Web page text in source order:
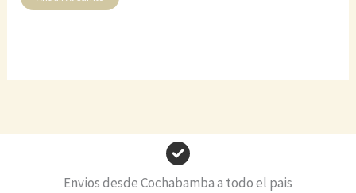
Envios desde Cochabamba a todo el pais